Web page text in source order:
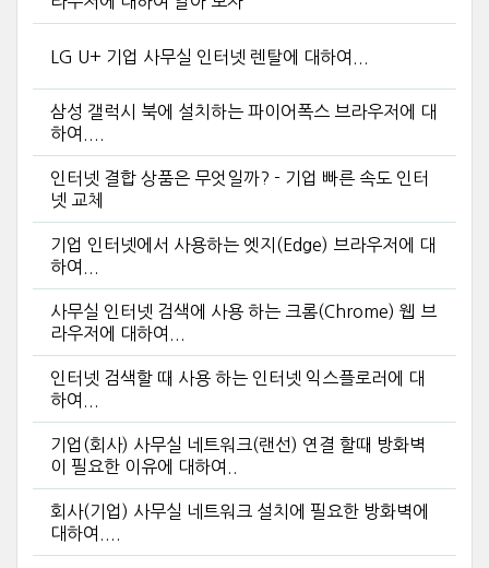
LG U+ 기업 사무실 인터넷 렌탈에 대하여...
삼성 갤럭시 북에 설치하는 파이어폭스 브라우저에 대
하여....
인터넷 결합 상품은 무엇일까? - 기업 빠른 속도 인터
넷 교체
기업 인터넷에서 사용하는 엣지(Edge) 브라우저에 대
하여...
사무실 인터넷 검색에 사용 하는 크롬(Chrome) 웹 브
라우저에 대하여...
인터넷 검색할 때 사용 하는 인터넷 익스플로러에 대
하여...
기업(회사) 사무실 네트워크(랜선) 연결 할때 방화벽
이 필요한 이유에 대하여..
회사(기업) 사무실 네트워크 설치에 필요한 방화벽에
대하여....